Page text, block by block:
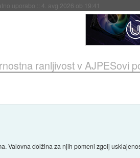
uporabo 4. avg 2026 ob 19:41
ranljivost v AJPESovi
Valovna dolžina za njih pomeni zgolj